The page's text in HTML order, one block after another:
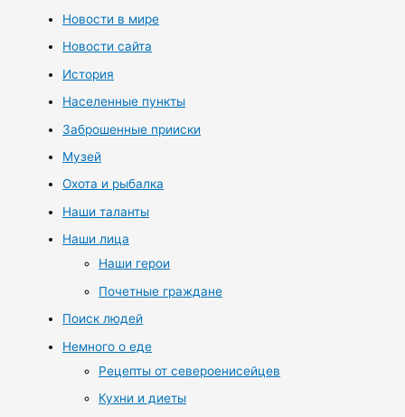
Новости в мире
Новости сайта
История
Населенные пункты
Заброшенные прииски
Музей
Охота и рыбалка
Наши таланты
Наши лица
Наши герои
Почетные граждане
Поиск людей
Немного о еде
Рецепты от североенисейцев
Кухни и диеты